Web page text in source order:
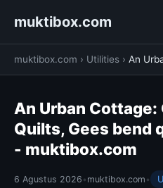
muktibox.com
muktibox.com › Utilities › An
An Urban Cottage:
Quilts, Gees bend
- muktibox.com
6 Agustus 2026 • muktibox.com •